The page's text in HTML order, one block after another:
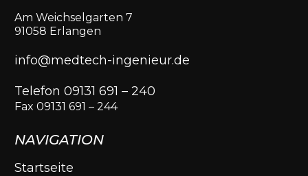
Am Weichselgarten 7
91058 Erlangen
info@medtech-ingenieur.de
Telefon 09131 691 – 240
Fax 09131 691 – 244
NAVIGATION
Startseite